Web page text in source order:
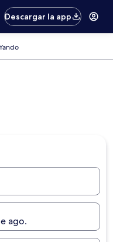
Descargar la app
ago.